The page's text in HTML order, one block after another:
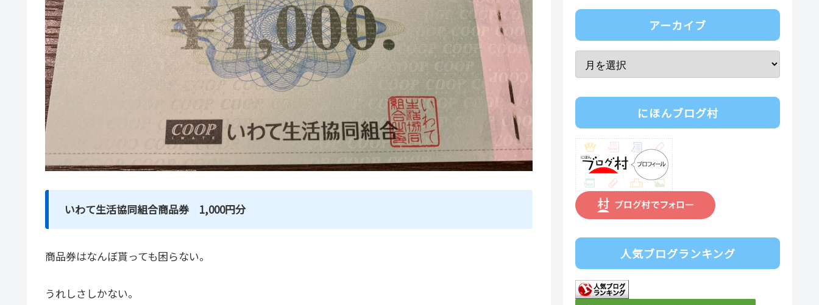
いわて生活協同組合商品券 1,000円分
商品券はなんぼ貰っても困らない。
うれしさしかない。
アーカイブ
にほんブログ村
人気ブログランキング